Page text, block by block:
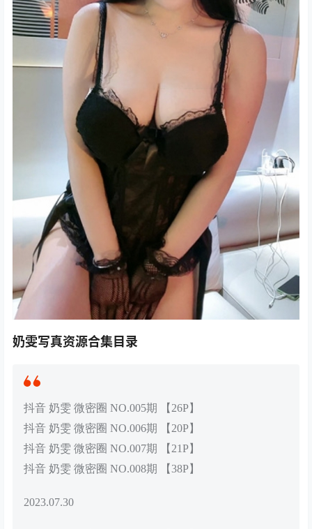
奶雯写真资源合集目录
抖音 奶雯 微密圈 NO.005期 【26P】
抖音 奶雯 微密圈 NO.006期 【20P】
抖音 奶雯 微密圈 NO.007期 【21P】
抖音 奶雯 微密圈 NO.008期 【38P】
2023.07.30